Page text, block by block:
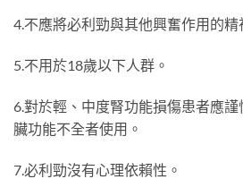
4.不應將必利勁與其他興奮作用的精
5.不用於18歲以下人群。
6.對於輕、中度腎功能損傷患者應
臟功能不全者使用。
7.必利勁沒有心理依賴性。